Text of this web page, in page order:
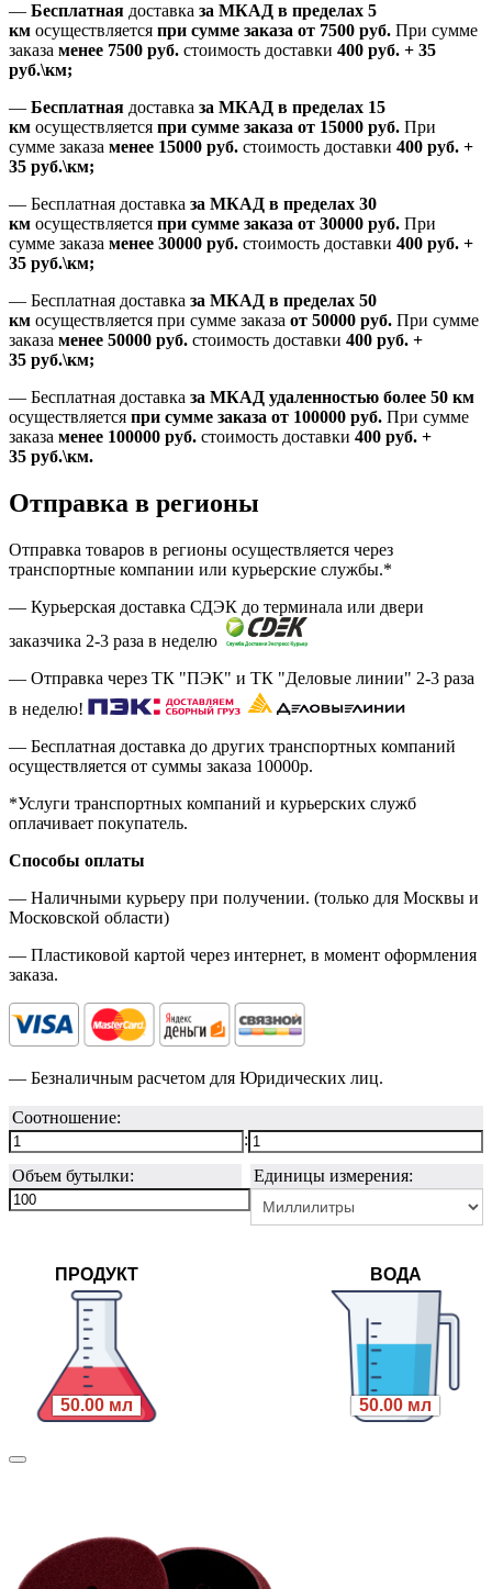
— Бесплатная доставка за МКАД в пределах 5
км осуществляется при сумме заказа от 7500 руб. При сумме
заказа менее 7500 руб. стоимость доставки 400 руб. + 35
руб.\км;
— Бесплатная доставка за МКАД в пределах 15
км осуществляется при сумме заказа от 15000 руб. При
сумме заказа менее 15000 руб. стоимость доставки 400 руб. +
35 руб.\км;
— Бесплатная доставка за МКАД в пределах 30
км осуществляется при сумме заказа от 30000 руб. При
сумме заказа менее 30000 руб. стоимость доставки 400 руб. +
35 руб.\км;
— Бесплатная доставка за МКАД в пределах 50
км осуществляется при сумме заказа от 50000 руб. При сумме
заказа менее 50000 руб. стоимость доставки 400 руб. +
35 руб.\км;
— Бесплатная доставка за МКАД удаленностью более 50 км
осуществляется при сумме заказа от 100000 руб. При сумме
заказа менее 100000 руб. стоимость доставки 400 руб. +
35 руб.\км.
Отправка в регионы
Отправка товаров в регионы осуществляется через
транспортные компании или курьерские службы.*
— Курьерская доставка СДЭК до терминала или двери
заказчика 2-3 раза в неделю
— Отправка через ТК "ПЭК" и ТК "Деловые линии" 2-3 раза
в неделю!
— Бесплатная доставка до других транспортных компаний
осуществляется от суммы заказа 10000р.
*Услуги транспортных компаний и курьерских служб
оплачивает покупатель.
Способы оплаты
— Наличными курьеру при получении. (только для Москвы и
Московской области)
— Пластиковой картой через интернет, в момент оформления
заказа.
— Безналичным расчетом для Юридических лиц.
Соотношение:
:
Объем бутылки:
Единицы измерения:
ПРОДУКТ
50.00 мл
ВОДА
50.00 мл